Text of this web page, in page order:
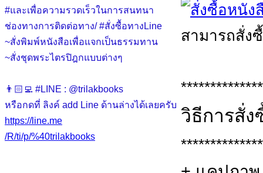
#และเพื่อความรวดเร็วในการสนทนา
ช่องทางการติดต่อทาง/ #สั่งซื้อทางLine
~สั่งพิมพ์หนังสือเพื่อแจกเป็นธรรมทาน
~สั่งชุดพระไตรปิฎกแบบต่างๆ
👨🏻‍💻 #LINE : @trilakbooks
หรือกดที่ ลิงค์ add Line ด้านล่างได้เลยครับ
https://line.me
/R/ti/p/%40trilakbooks
สามารถสั่ง
วิธีการสั่ง